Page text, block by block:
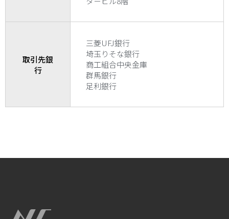
取引先銀
行
三菱UFJ銀行
埼玉りそな銀行
商工組合中央金庫
群馬銀行
足利銀行